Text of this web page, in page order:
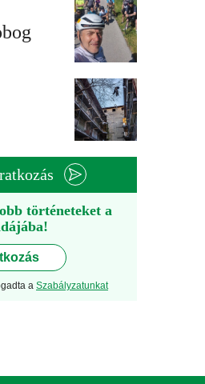
történeteket a
a Szabályzatunkat